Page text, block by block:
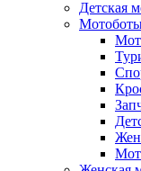
Детская